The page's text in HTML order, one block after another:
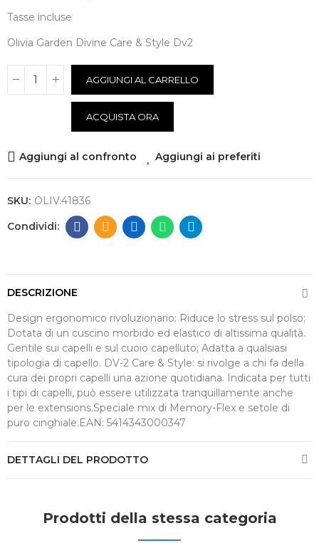
Tasse incluse
Olivia Garden Divine Care & Style Dv2
AGGIUNGI AL CARRELLO
ACQUISTA ORA
Aggiungi al confronto Aggiungi ai preferiti
SKU: OLIV.41836
DESCRIZIONE
Design ergonomico rivoluzionario: Riduce lo stress sul polso;
Dotata di un cuscino morbido ed elastico di altissima qualità.
Gentile sui capelli e sul cuoio capelluto; Adatta a qualsiasi
tipologia di capello. DV-2 Care & Style: si rivolge a chi fa della
cura dei propri capelli una azione quotidiana. Indicata per tutti
i tipi di capelli, può essere utilizzata tranquillamente anche
per le extensions.Speciale mix di Memory-Flex e setole di
puro cinghiale.EAN: 5414343000347
DETTAGLI DEL PRODOTTO
Prodotti della stessa categoria